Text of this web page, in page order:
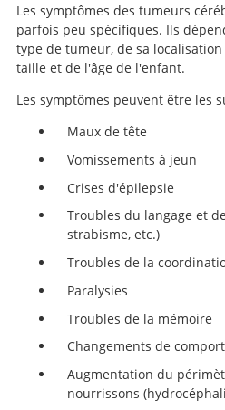
Les symptômes des tumeurs
parfois peu spécifiques. Ils
type de tumeur, de sa
taille et de l'âge de l'enfant.
Les symptômes peuvent être les
Maux de tête
Vomissements à jeun
Crises d'épilepsie
Troubles du langage et
strabisme, etc.)
Troubles de la
Paralysies
Troubles de la mémoire
Changements de
Augmentation du
nourrissons